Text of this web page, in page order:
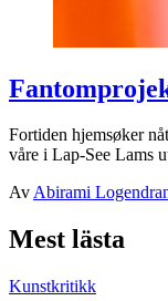
Fortiden hjemsøker
våre i Lap-See Lams
AvAbirami
Mest lästa
Kunstkritikk